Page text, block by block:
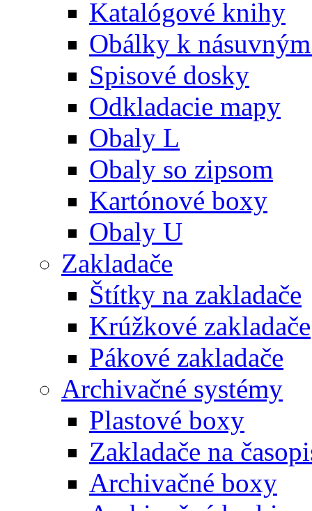
Katalógové knihy
Obálky k
Spisové dosky
Odkladacie mapy
Obaly L
Obaly so zipsom
Kartónové boxy
Obaly U
Zakladače
Štítky na zakladače
Krúžkové zakladače
Pákové zakladače
Archivačné systémy
Plastové boxy
Zakladače na
Archivačné boxy